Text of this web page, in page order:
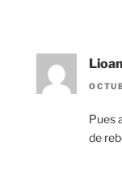
Pues
de